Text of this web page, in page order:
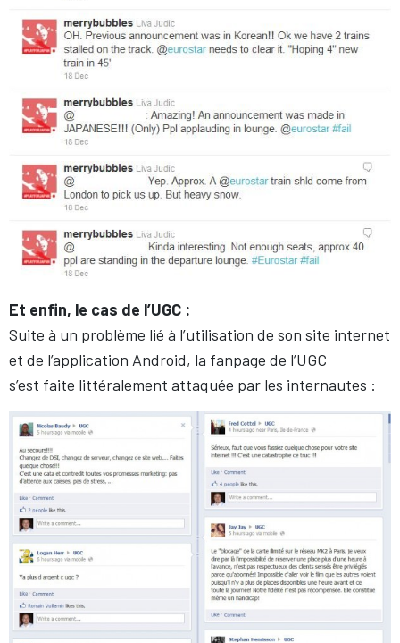
Et enfin, le cas de l’UGC :
Suite à un problème lié à l’utilisation de son site internet
et de l’application Android, la fanpage de l’UGC
s’est faite littéralement attaquée par les internautes :